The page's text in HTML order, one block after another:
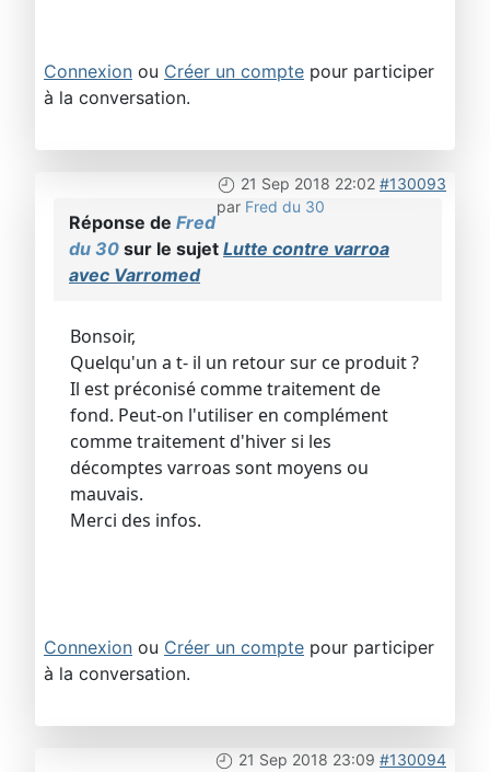
Connexion ou Créer un compte pour participer
à la conversation.
21 Sep 2018 22:02 #130093
par Fred du 30
Réponse de Fred
du 30 sur le sujet Lutte contre varroa
avec Varromed
Bonsoir,
Quelqu'un a t- il un retour sur ce produit ?
Il est préconisé comme traitement de
fond. Peut-on l'utiliser en complément
comme traitement d'hiver si les
décomptes varroas sont moyens ou
mauvais.
Merci des infos.
Connexion ou Créer un compte pour participer
à la conversation.
21 Sep 2018 23:09 #130094